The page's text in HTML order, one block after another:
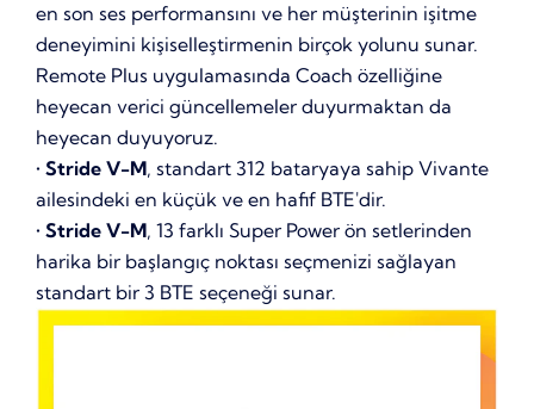
en son ses performansını ve her müşterinin işitme
deneyimini kişiselleştirmenin birçok yolunu sunar.
Remote Plus uygulamasında Coach özelliğine
heyecan verici güncellemeler duyurmaktan da
heyecan duyuyoruz.
• Stride V-M, standart 312 bataryaya sahip Vivante
ailesindeki en küçük ve en hafif BTE'dir.
• Stride V-M, 13 farklı Super Power ön setlerinden
harika bir başlangıç noktası seçmenizi sağlayan
standart bir 3 BTE seçeneği sunar.